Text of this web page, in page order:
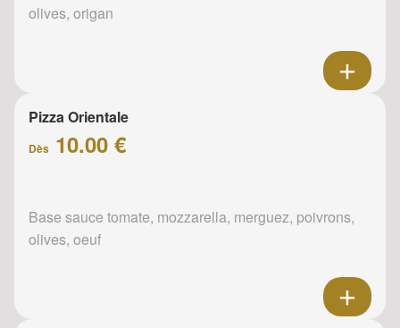
olives, origan
Pizza Orientale
Dès 10.00 €
Base sauce tomate, mozzarella, merguez, poivrons,
olives, oeuf